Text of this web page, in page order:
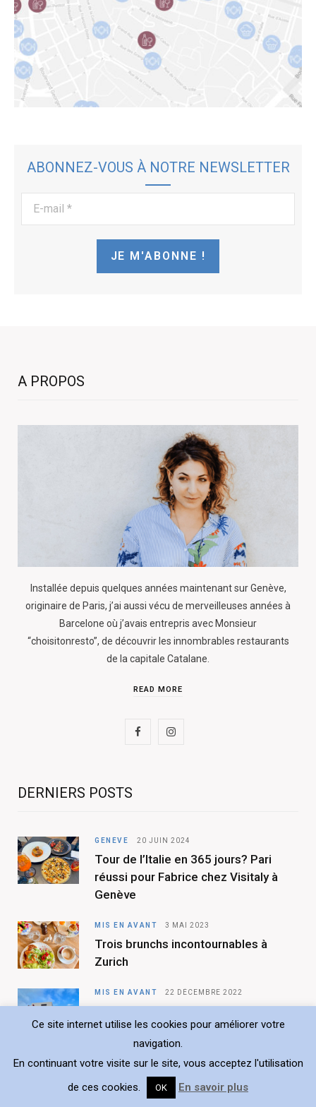
ABONNEZ-VOUS À NOTRE NEWSLETTER
mail
A PROPOS
Installée depuis quelques années maintenant sur Genève,
originaire de Paris, j’ai aussi vécu de merveilleuses années à
Barcelone où j’avais entrepris avec Monsieur
“choisitonresto”, de découvrir les innombrables restaurants
de la capitale Catalane.
READ MORE
b
o
I
a
g
m
DERNIERS POSTS
GENÈVE 20 JUIN 2024
Tour de l’Italie en 365 jours? Pari
réussi pour Fabrice chez Visitaly à
Genève
MIS EN AVANT 3 MAI 2023
Trois brunchs incontournables à
Zurich
MIS EN AVANT 22 DÉCEMBRE 2022
Comme à Dubaï au FIVE Zurich Hotel
Ce site internet utilise les cookies pour améliorer votre
navigation.
En continuant votre visite sur le site, vous acceptez l'utilisation
de ces cookies.
OK En savoir plus